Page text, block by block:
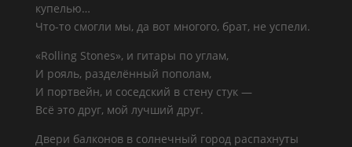
купелью…
Что-то смогли мы, да вот многого, брат, не успели.
«Rolling Stones», и гитары по углам,
И рояль, разделённый пополам,
И портвейн, и соседский в стену стук —
Всё это друг, мой лучший друг.
Двери балконов в солнечный город распахнуты